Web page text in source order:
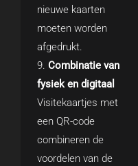
nieuwe kaarten
moeten worden
afgedrukt.
Combinatie van
fysiek en digitaal
Visitekaartjes met
een QR-code
combineren de
voordelen van de